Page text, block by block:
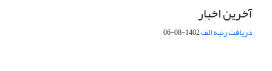
آخرین اخبار
دریافت رتبه الف1402-08-06